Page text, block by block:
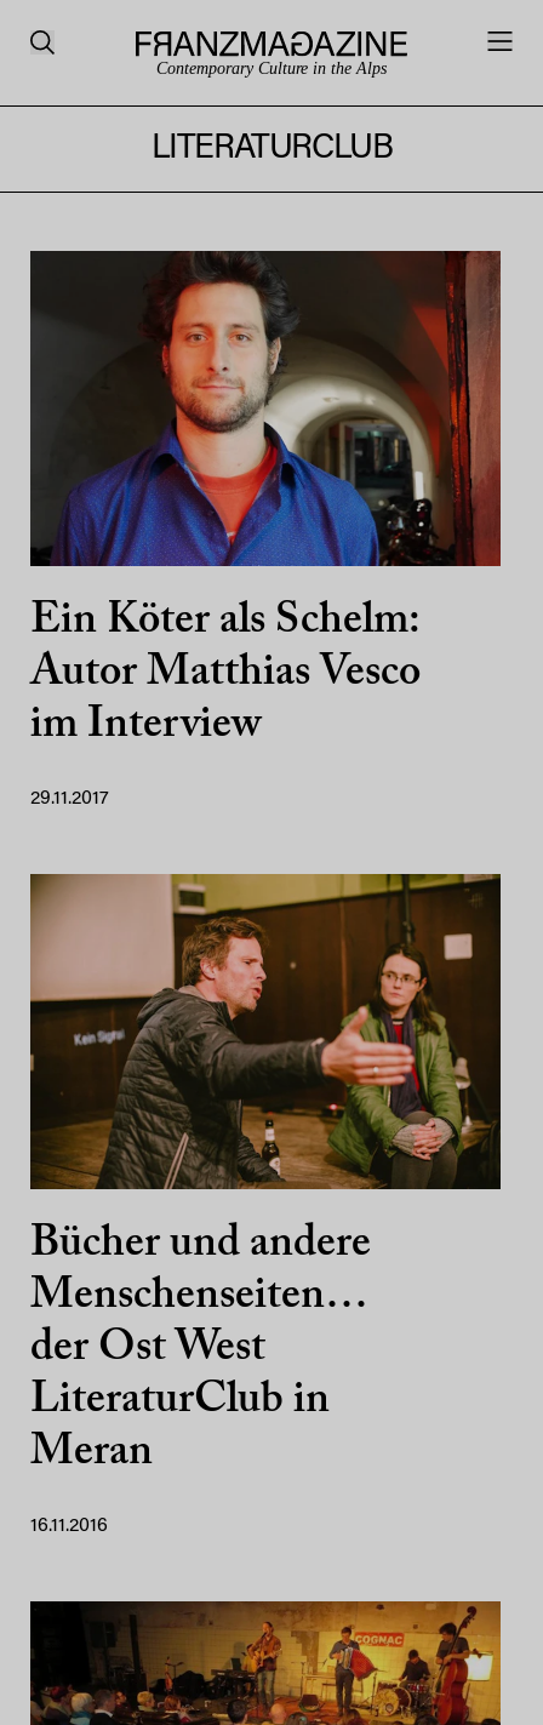
Contemporary Culture in the Alps
LITERATURCLUB
Ein Köter als Schelm:
Autor Matthias Vesco
im Interview
29.11.2017
Bücher und andere
Menschenseiten…
der Ost West
LiteraturClub in
Meran
16.11.2016